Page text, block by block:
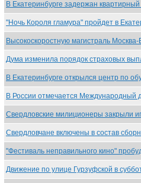
В Екатеринбурге задержан
"Ночь Короля гламура" пройдет в
Высокоскоростную магистраль
Дума изменила порядок страховых
В Екатеринбурге открылся центр по
В России отмечается Международный
Свердловские милиционеры закрыли
Свердловчане включены в состав
"Фестиваль неправильного кино"
Движение по улице Гурзуфской в